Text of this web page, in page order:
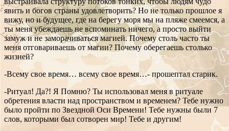
явить и богов страны удовлетворить? Но не только прошлое я
вижу, но и будущее, где на берегу моря мы на пляже смеемся, а
ты меня убеждаешь не вспоминать ничего, а просто выйти
замуж и не заморачиваться магией. Почему столь часто ты
меня отговариваешь от магии? Почему оберегаешь столько
жизней?
-Всему свое время… всему свое время…- прошептал старик.
-Ритуал! Да?! Я Помню? Ты использовал меня в ритуале
обретения власти над пространством и временем? Тебе нужно
было пройти по Звездной Оси Времени! Тебе нужны были 7
слов, которыми был сотворен мир! Тебе и другим!